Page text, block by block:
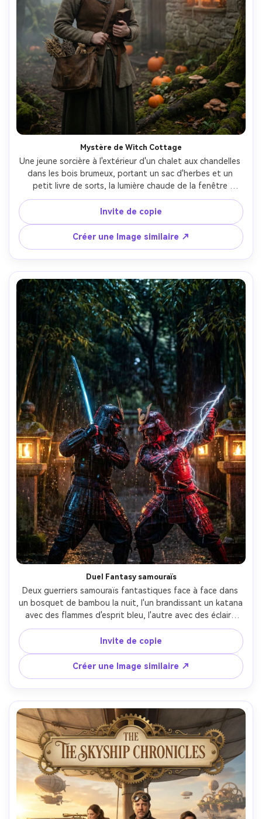
Mystère de Witch Cottage
Une jeune sorcière à l'extérieur d'un chalet aux chandelles
dans les bois brumeux, portant un sac d'herbes et un
petit livre de sorts, la lumière chaude de la fenêtre
contrastant le brouillard frais, des champignons et des
citrouilles comme accessoires subtils, une ambiance
sombre-fantastique confortable, mise en page d'affiche
avec un espace de titre en haut, portrait photoréaliste,
tourné sur Sony A7IV, 50mm, bokeh doux, notation
cinématographique-AR 4:5
Invite de copie
Créer une Image similaire ↗
Duel Fantasy samouraïs
Deux guerriers samouraïs fantastiques face à face dans
un bosquet de bambou la nuit, l'un brandissant un katana
avec des flammes d'esprit bleu, l'autre avec des éclairs
carmessins, la pluie tombant à travers la lumière des
lanternes, composition d'affiche dynamique avec un
conflit centré et un espace de texte supérieur, armure
ultra-réaliste et tissu humide, tiré sur Canon R3, 70mm,
action nette gel- -ar 4:5
Invite de copie
Créer une Image similaire ↗